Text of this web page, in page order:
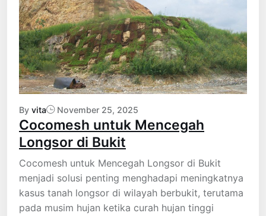
By vita November 25, 2025
Cocomesh untuk Mencegah
Longsor di Bukit
Cocomesh untuk Mencegah Longsor di Bukit
menjadi solusi penting menghadapi meningkatnya
kasus tanah longsor di wilayah berbukit, terutama
pada musim hujan ketika curah hujan tinggi